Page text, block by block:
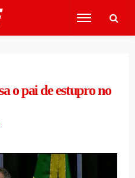
o pai de estupro no